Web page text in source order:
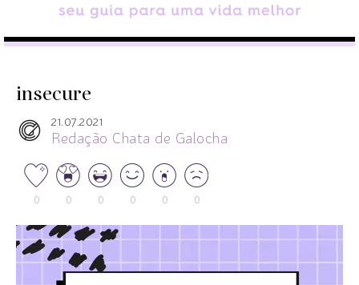
insecure
21.07.2021
Redação Chata de Galocha
0 0 0 0 0 0
Tocador
de